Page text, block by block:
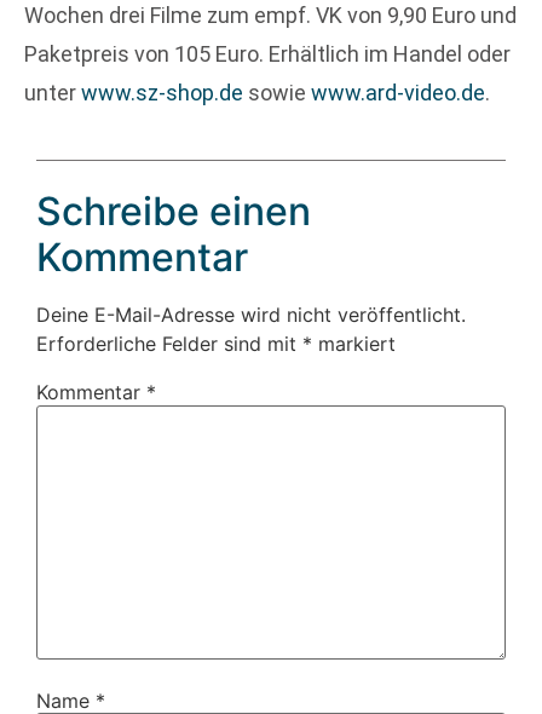
Wochen drei Filme zum empf. VK von 9,90 Euro und
Paketpreis von 105 Euro. Erhältlich im Handel oder
unterwww.sz-shop.de sowie www.ard-video.de.
Schreibe einen
Kommentar
Deine E-Mail-Adresse wird nicht veröffentlicht.
Erforderliche Felder sind mit * markiert
Kommentar *
Name *